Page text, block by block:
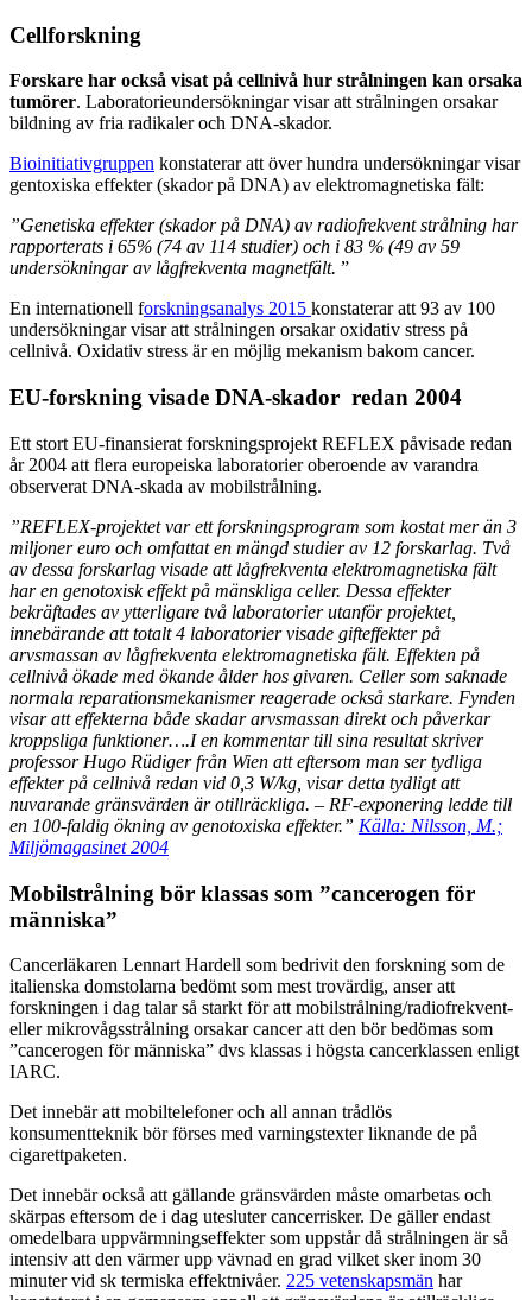
Cellforskning
Forskare har också visat på cellnivå hur strålningen kan orsaka
tumörer. Laboratorieundersökningar visar att strålningen orsakar
bildning av fria radikaler och DNA-skador.
Bioinitiativgruppen konstaterar att över hundra undersökningar visar
gentoxiska effekter (skador på DNA) av elektromagnetiska fält:
”Genetiska effekter (skador på DNA) av radiofrekvent strålning har
rapporterats i 65% (74 av 114 studier) och i 83 % (49 av 59
undersökningar av lågfrekventa magnetfält. ”
En internationell forskningsanalys 2015 konstaterar att 93 av 100
undersökningar visar att strålningen orsakar oxidativ stress på
cellnivå. Oxidativ stress är en möjlig mekanism bakom cancer.
EU-forskning visade DNA-skador redan 2004
Ett stort EU-finansierat forskningsprojekt REFLEX påvisade redan
år 2004 att flera europeiska laboratorier oberoende av varandra
observerat DNA-skada av mobilstrålning.
”REFLEX-projektet var ett forskningsprogram som kostat mer än 3
miljoner euro och omfattat en mängd studier av 12 forskarlag. Två
av dessa forskarlag visade att lågfrekventa elektromagnetiska fält
har en genotoxisk effekt på mänskliga celler. Dessa effekter
bekräftades av ytterligare två laboratorier utanför projektet,
innebärande att totalt 4 laboratorier visade gifteffekter på
arvsmassan av lågfrekventa elektromagnetiska fält. Effekten på
cellnivå ökade med ökande ålder hos givaren. Celler som saknade
normala reparationsmekanismer reagerade också starkare. Fynden
visar att effekterna både skadar arvsmassan direkt och påverkar
kroppsliga funktioner….I en kommentar till sina resultat skriver
professor Hugo Rüdiger från Wien att eftersom man ser tydliga
effekter på cellnivå redan vid 0,3 W/kg, visar detta tydligt att
nuvarande gränsvärden är otillräckliga. – RF-exponering ledde till
en 100-faldig ökning av genotoxiska effekter.” Källa: Nilsson, M.;
Miljömagasinet 2004
Mobilstrålning bör klassas som ”cancerogen för
människa”
Cancerläkaren Lennart Hardell som bedrivit den forskning som de
italienska domstolarna bedömt som mest trovärdig, anser att
forskningen i dag talar så starkt för att mobilstrålning/radiofrekvent-
eller mikrovågsstrålning orsakar cancer att den bör bedömas som
”cancerogen för människa” dvs klassas i högsta cancerklassen enligt
IARC.
Det innebär att mobiltelefoner och all annan trådlös
konsumentteknik bör förses med varningstexter liknande de på
cigarettpaketen.
Det innebär också att gällande gränsvärden måste omarbetas och
skärpas eftersom de i dag utesluter cancerrisker. De gäller endast
omedelbara uppvärmningseffekter som uppstår då strålningen är så
intensiv att den värmer upp vävnad en grad vilket sker inom 30
minuter vid sk termiska effektnivåer. 225 vetenskapsmän har